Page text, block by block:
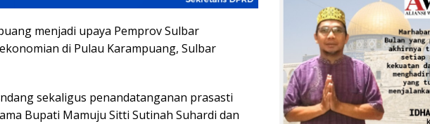
menjadi upaya Pemprov Sulbar
di Pulau Karampuang, Sulbar
sekaligus penandatanganan prasasti
Bupati Mamuju Sitti Sutinah Suhardi dan